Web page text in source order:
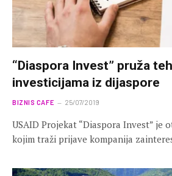
“Diaspora Invest” pruža
investicijama iz dijaspore
BIZNIS CAFE 25/07/2019
USAID Projekat “Diaspora Invest” je
kojim traži prijave kompanija